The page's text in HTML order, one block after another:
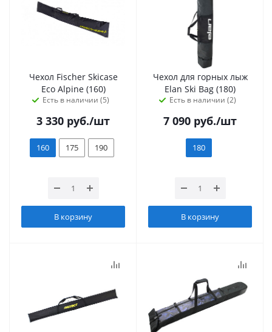
Чехол Fischer Skicase
Eco Alpine (160)
Есть в наличии (5)
3 330 руб./шт
160 175 190
В корзину
Чехол для горных лыж
Elan Ski Bag (180)
Есть в наличии (2)
7 090 руб./шт
180
В корзину